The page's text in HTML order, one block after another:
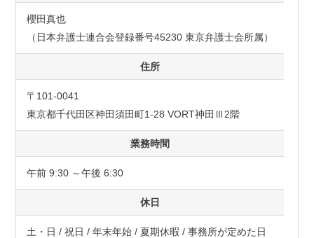
櫻田真也
（日本弁護士連合会登録番号45230 東京弁護士会所属）
住所
〒101-0041
東京都千代田区神田須田町1-28 VORT神田Ⅲ2階
業務時間
午前 9:30 ～午後 6:30
休日
土・日 / 祝日 / 年末年始 / 夏期休暇 / 事務所が定めた日